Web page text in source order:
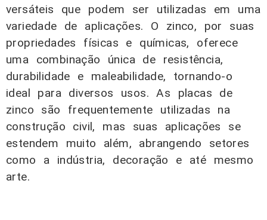
versáteis que podem ser utilizadas em uma
variedade de aplicações. O zinco, por suas
propriedades físicas e químicas, oferece
uma combinação única de resistência,
durabilidade e maleabilidade, tornando-o
ideal para diversos usos. As placas de
zinco são frequentemente utilizadas na
construção civil, mas suas aplicações se
estendem muito além, abrangendo setores
como a indústria, decoração e até mesmo
arte.